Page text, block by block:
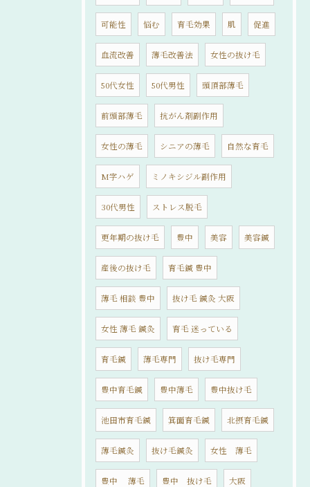
可能性 悩む 育毛効果 肌 促進
血流改善 薄毛改善法 女性の抜け毛
50代女性 50代男性 頭頂部薄毛
前頭部薄毛 抗がん剤副作用
女性の薄毛 シニアの薄毛 自然な育毛
M字ハゲ ミノキシジル副作用
30代男性 ストレス脱毛
更年期の抜け毛 豊中 美容 美容鍼
産後の抜け毛 育毛鍼 豊中
薄毛 相談 豊中 抜け毛 鍼灸 大阪
女性 薄毛 鍼灸 育毛 迷っている
育毛鍼 薄毛専門 抜け毛専門
豊中育毛鍼 豊中薄毛 豊中抜け毛
池田市育毛鍼 箕面育毛鍼 北摂育毛鍼
薄毛鍼灸 抜け毛鍼灸 女性 薄毛
豊中 薄毛 豊中 抜け毛 大阪